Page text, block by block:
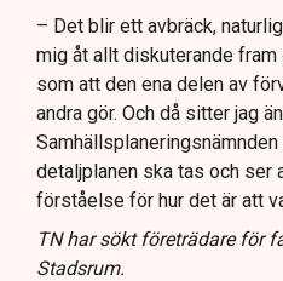
– Det blir ett avbräck,
mig åt allt diskuterande
som att den ena delen av
andra gör. Och då sitter jag
detaljplanen ska tas och ser
förståelse för hur det är att
TN har sökt företrädare för
Stadsrum.